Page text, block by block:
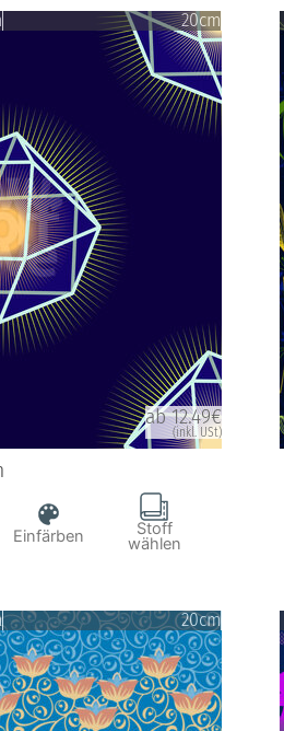
20cm
ab 12.49€
(inkl. USt)
Einfärben Stoff
wählen
20cm